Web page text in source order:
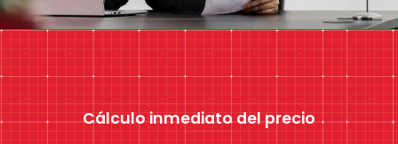
Cálculo inmediato del precio